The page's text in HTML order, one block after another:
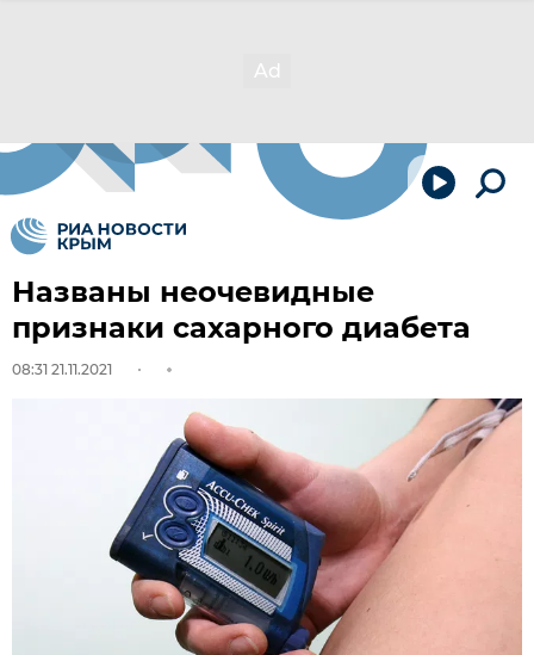
Названы неочевидные
признаки сахарного диабета
08:31 21.11.2021